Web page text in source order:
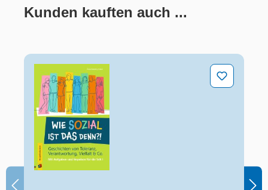
Produktgalerie überspringen
Kunden kauften auch ...
Wie sozial ist das denn?!